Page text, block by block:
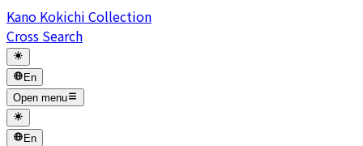
Kano Kokichi Collection
Cross Search
En
Open menu
En